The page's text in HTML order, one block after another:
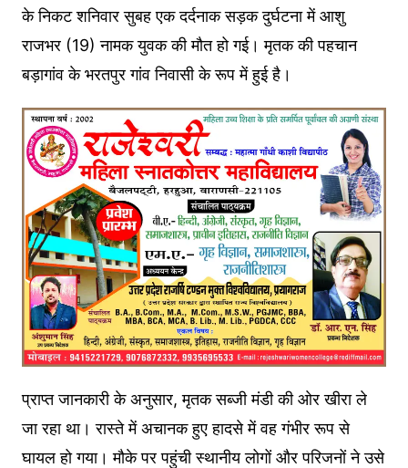
के निकट शनिवार सुबह एक दर्दनाक सड़क दुर्घटना में आशु
राजभर (19) नामक युवक की मौत हो गई। मृतक की पहचान
बड़ागांव के भरतपुर गांव निवासी के रूप में हुई है।
प्राप्त जानकारी के अनुसार, मृतक सब्जी मंडी की ओर खीरा ले
जा रहा था। रास्ते में अचानक हुए हादसे में वह गंभीर रूप से
घायल हो गया। मौके पर पहुंची स्थानीय लोगों और परिजनों ने उसे